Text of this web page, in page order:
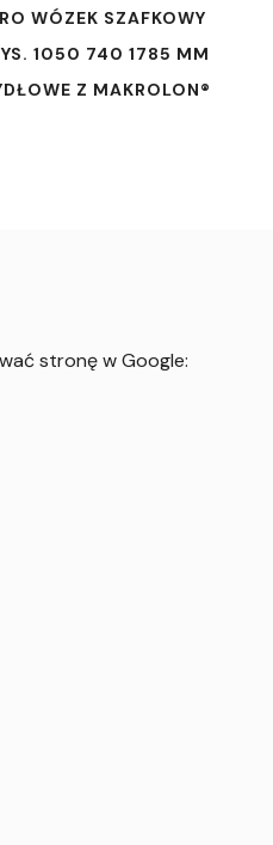
WÓZEK SZAFKOWY
1050 740 1785 MM
Z MAKROLON®
stronę w Google: